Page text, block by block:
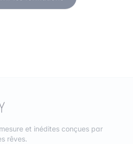
et inédites conçues par
rêves.